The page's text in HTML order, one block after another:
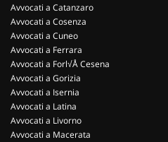
Avvocati a Catanzaro
Avvocati a Cosenza
Avvocati a Cuneo
Avvocati a Ferrara
Avvocati a Forl√Å Cesena
Avvocati a Gorizia
Avvocati a Isernia
Avvocati a Latina
Avvocati a Livorno
Avvocati a Macerata